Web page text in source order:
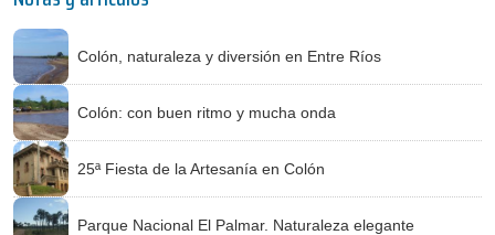
Colón, naturaleza y diversión en Entre Ríos
Colón: con buen ritmo y mucha onda
25ª Fiesta de la Artesanía en Colón
Parque Nacional El Palmar. Naturaleza elegante